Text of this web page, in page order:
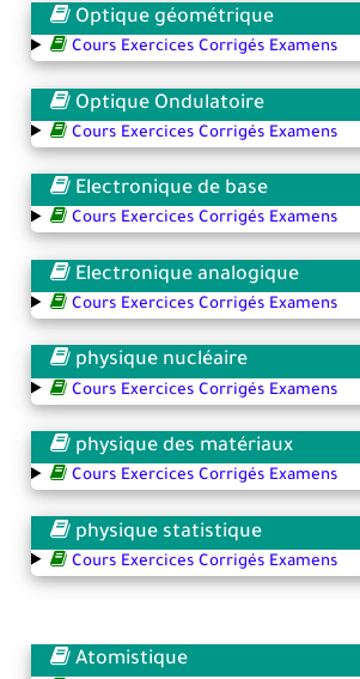
Optique géométrique
Cours Exercices Corrigés Examens
Optique Ondulatoire
Cours Exercices Corrigés Examens
Electronique de base
Cours Exercices Corrigés Examens
Electronique analogique
Cours Exercices Corrigés Examens
physique nucléaire
Cours Exercices Corrigés Examens
physique des matériaux
Cours Exercices Corrigés Examens
physique statistique
Cours Exercices Corrigés Examens
Atomistique